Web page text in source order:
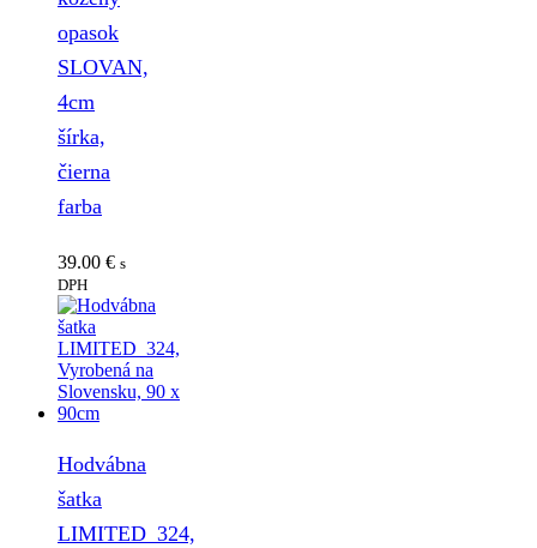
opasok
SLOVAN,
4cm
šírka,
čierna
farba
39.00 € s
DPH
Hodvábna
šatka
LIMITED_324,